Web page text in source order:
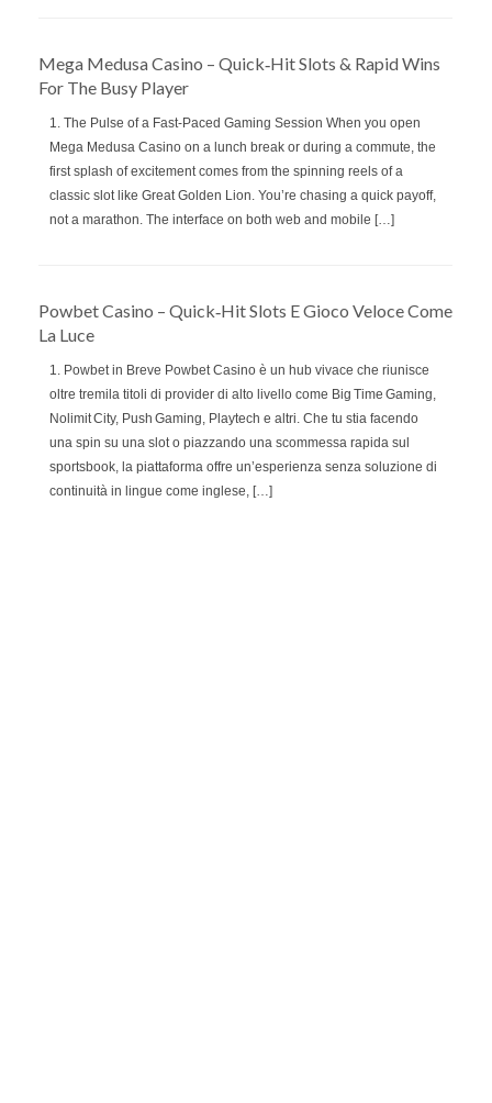
Mega Medusa Casino – Quick‑Hit Slots & Rapid Wins
For The Busy Player
1. The Pulse of a Fast‑Paced Gaming Session When you open
Mega Medusa Casino on a lunch break or during a commute, the
first splash of excitement comes from the spinning reels of a
classic slot like Great Golden Lion. You’re chasing a quick payoff,
not a marathon. The interface on both web and mobile […]
Powbet Casino – Quick‑Hit Slots E Gioco Veloce Come
La Luce
1. Powbet in Breve Powbet Casino è un hub vivace che riunisce
oltre tremila titoli di provider di alto livello come Big Time Gaming,
Nolimit City, Push Gaming, Playtech e altri. Che tu stia facendo
una spin su una slot o piazzando una scommessa rapida sul
sportsbook, la piattaforma offre un’esperienza senza soluzione di
continuità in lingue come inglese, […]